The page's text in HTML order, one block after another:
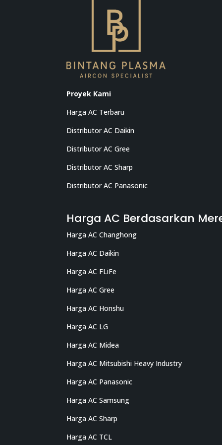
Proyek Kami
Harga AC Terbaru
Distributor AC Daikin
Distributor AC Gree
Distributor AC Sharp
Distributor AC Panasonic
Harga AC Berdasarkan
Harga AC Changhong
Harga AC Daikin
Harga AC FLiFe
Harga AC Gree
Harga AC Honshu
Harga AC LG
Harga AC Midea
Harga AC Mitsubishi Heavy Industry
Harga AC Panasonic
Harga AC Samsung
Harga AC Sharp
Harga AC TCL